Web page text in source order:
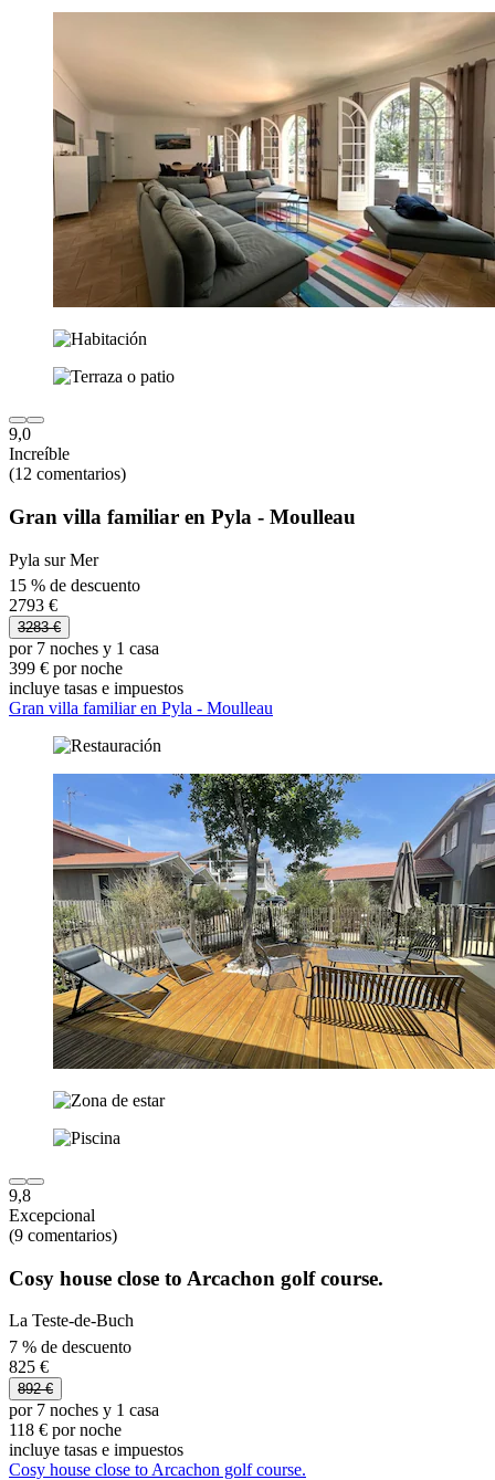
9,0
Increíble
(12 comentarios)
Gran villa familiar en Pyla - Moulleau
Pyla sur Mer
15 % de descuento
2793 €
3283 €
por 7 noches y 1 casa
399 € por noche
incluye tasas e impuestos
Gran villa familiar en Pyla - Moulleau
9,8
Excepcional
(9 comentarios)
Cosy house close to Arcachon golf course.
La Teste-de-Buch
7 % de descuento
825 €
892 €
por 7 noches y 1 casa
118 € por noche
incluye tasas e impuestos
Cosy house close to Arcachon golf course.